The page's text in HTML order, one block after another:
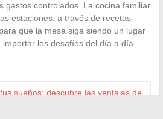
gastos controlados. La cocina familiar
estaciones, a través de recetas
que la mesa siga siendo un lugar
los desafíos del día a día.
sueños: descubre las ventajas de